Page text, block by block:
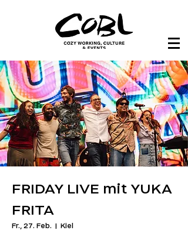
FRIDAY LIVE mit YUKA
FRITA
Fr., 27. Feb.
  |
Kiel